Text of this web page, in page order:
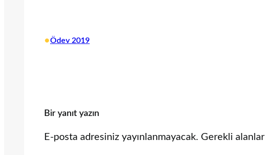
•Ödev 2019
Bir yanıt yazın
E-posta adresiniz yayınlanmayacak. Gerekli alanlar